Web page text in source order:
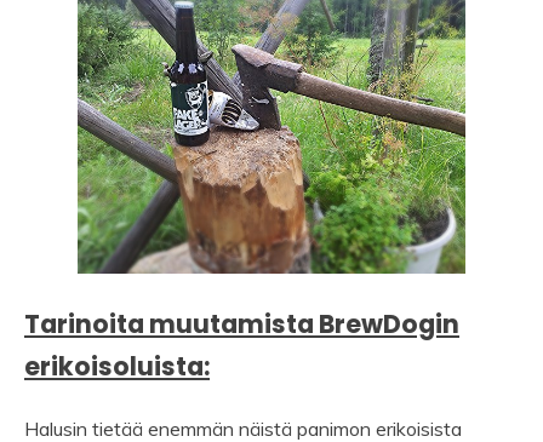
Tarinoita muutamista BrewDogin
erikoisoluista:
Halusin tietää enemmän näistä panimon erikoisista